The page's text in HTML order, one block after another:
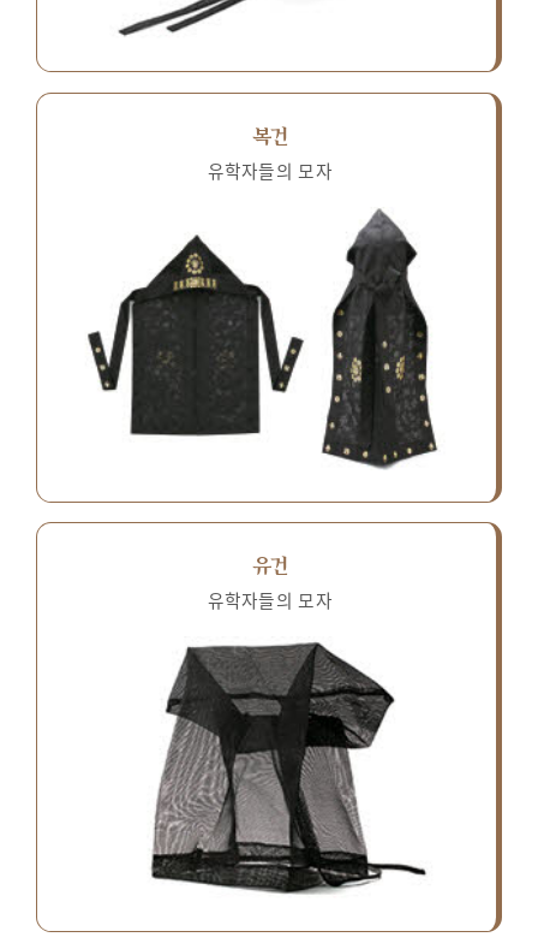
복건
유학자들의 모자
유건
유학자들의 모자